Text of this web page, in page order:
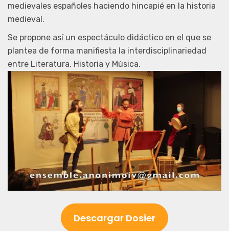
medievales españoles haciendo hincapié en la historia
medieval.
Se propone así un espectáculo didáctico en el que se
plantea de forma manifiesta la interdisciplinariedad
entre Literatura, Historia y Música.
Descargar Dosier